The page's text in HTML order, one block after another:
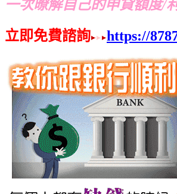
一次暸解自己的申貸額度/
立即免費諮詢
https://